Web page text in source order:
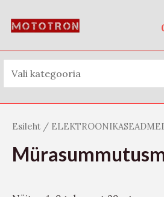
t
s
Esileht /